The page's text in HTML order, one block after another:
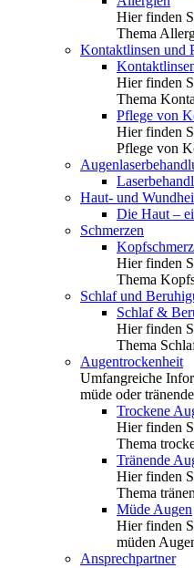
Hier finden
Thema
Kontaktlinsen und
Hier finden
Thema
Pflege von
Hier finden
Pflege von
Haut- und
Die Haut –
Schmerzen
Hier finden
Thema
Schlaf und
Schlaf &
Hier finden
Thema
Augentrockenheit
Umfangreiche
müde oder
Trockene
Hier finden
Thema
Tränende
Hier finden
Thema
Müde Augen
Hier finden
müden
Ansprechpartner